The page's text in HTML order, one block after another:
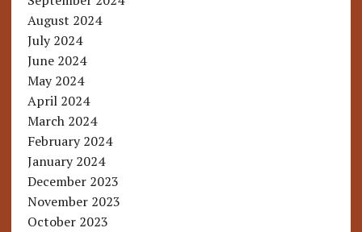
August 2024
July 2024
June 2024
May 2024
April 2024
March 2024
February 2024
January 2024
December 2023
November 2023
October 2023